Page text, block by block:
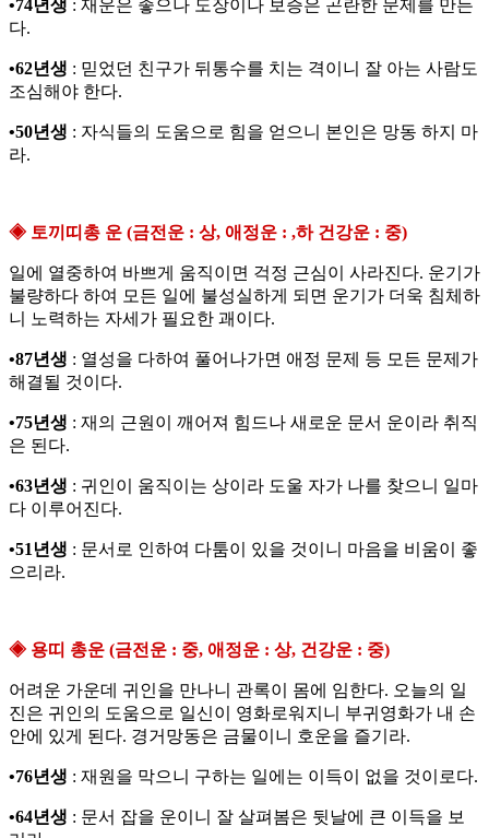
•74년생 : 재운은 좋으나 도장이나 보증은 곤란한 문제를 만든
다.
•62년생 : 믿었던 친구가 뒤통수를 치는 격이니 잘 아는 사람도
조심해야 한다.
•50년생 : 자식들의 도움으로 힘을 얻으니 본인은 망동 하지 마
라.
◈ 토끼띠총 운 (금전운 : 상, 애정운 : ,하 건강운 : 중)
일에 열중하여 바쁘게 움직이면 걱정 근심이 사라진다. 운기가
불량하다 하여 모든 일에 불성실하게 되면 운기가 더욱 침체하
니 노력하는 자세가 필요한 괘이다.
•87년생 : 열성을 다하여 풀어나가면 애정 문제 등 모든 문제가
해결될 것이다.
•75년생 : 재의 근원이 깨어져 힘드나 새로운 문서 운이라 취직
은 된다.
•63년생 : 귀인이 움직이는 상이라 도울 자가 나를 찾으니 일마
다 이루어진다.
•51년생 : 문서로 인하여 다툼이 있을 것이니 마음을 비움이 좋
으리라.
◈ 용띠 총운 (금전운 : 중, 애정운 : 상, 건강운 : 중)
어려운 가운데 귀인을 만나니 관록이 몸에 임한다. 오늘의 일
진은 귀인의 도움으로 일신이 영화로워지니 부귀영화가 내 손
안에 있게 된다. 경거망동은 금물이니 호운을 즐기라.
•76년생 : 재원을 막으니 구하는 일에는 이득이 없을 것이로다.
•64년생 : 문서 잡을 운이니 잘 살펴봄은 뒷날에 큰 이득을 보